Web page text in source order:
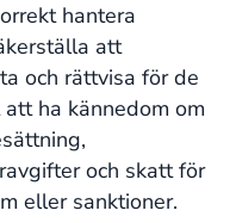
hantera
att
och rättvisa för de
ha kännedom om
och skatt för
eller sanktioner.